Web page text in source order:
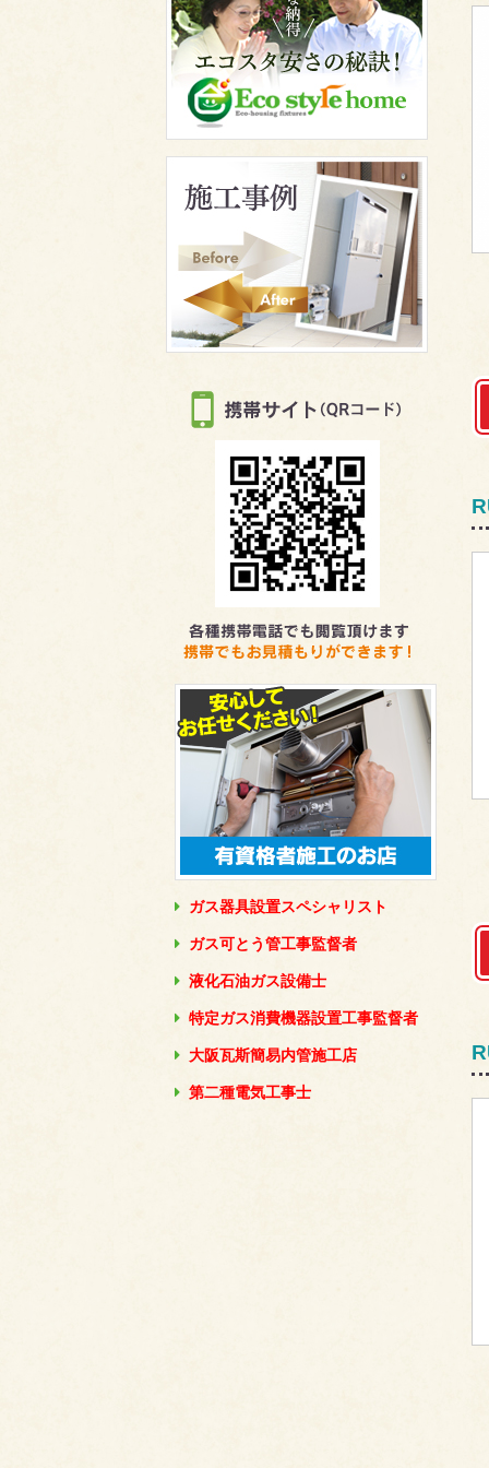
ガス器具設置スペシャリスト
ガス可とう管工事監督者
液化石油ガス設備士
特定ガス消費機器設置工事監督者
大阪瓦斯簡易内管施工店
第二種電気工事士